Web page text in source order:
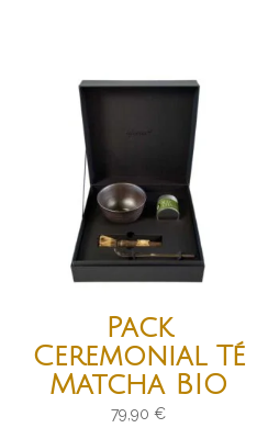
Pack
Ceremonial Té
Matcha BIO
79,90€